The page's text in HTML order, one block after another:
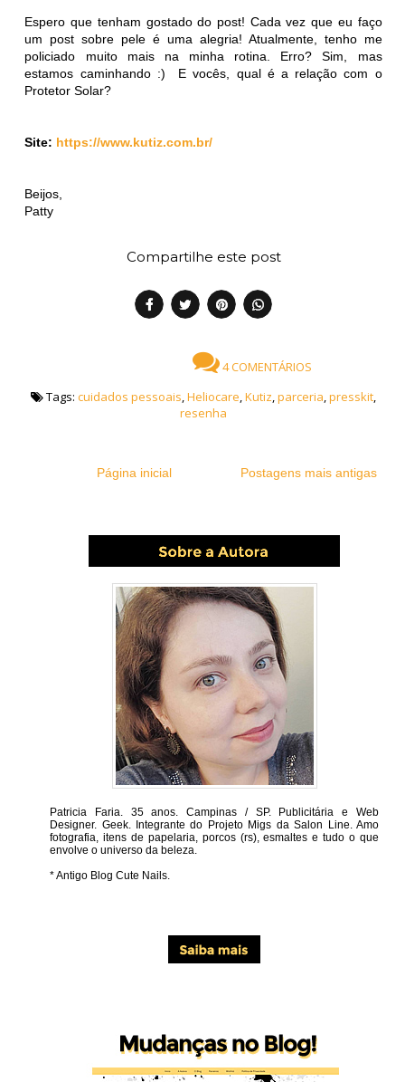
Espero que tenham gostado do post! Cada vez que eu faço
um post sobre pele é uma alegria! Atualmente, tenho me
policiado muito mais na minha rotina. Erro? Sim, mas
estamos caminhando :) E vocês, qual é a relação com o
Protetor Solar?
Site: https://www.kutiz.com.br/
Beijos,
Patty
Compartilhe este post
4 COMENTÁRIOS
Tags: cuidados pessoais,Heliocare,Kutiz,parceria,presskit,
resenha
Postagens mais antigas
Página inicial
Patricia Faria. 35 anos. Campinas / SP. Publicitária e Web
Designer. Geek. Integrante do Projeto Migs da Salon Line. Amo
fotografia, itens de papelaria, porcos (rs), esmaltes e tudo o que
envolve o universo da beleza.
* Antigo Blog Cute Nails.